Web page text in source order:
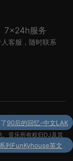
7x24h服务
人客服，随时联系
。音乐所有权归DJ及其
处理。
列FunKyhouse英文
购买了世界杯专辑小串